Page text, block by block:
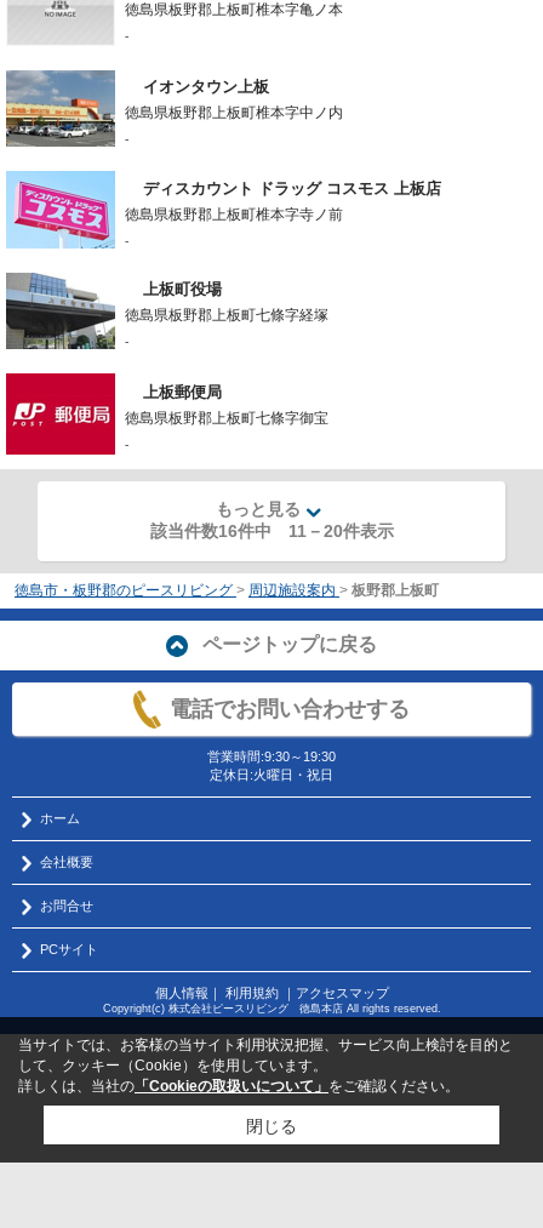
徳島県板野郡上板町椎本字亀ノ本
-
イオンタウン上板
徳島県板野郡上板町椎本字中ノ内
-
ディスカウント ドラッグ コスモス 上板店
徳島県板野郡上板町椎本字寺ノ前
-
上板町役場
徳島県板野郡上板町七條字経塚
-
上板郵便局
徳島県板野郡上板町七條字御宝
-
もっと見る
該当件数16件中 11 －20件表示
徳島市・板野郡のピースリビング > 周辺施設案内 > 板野郡上板町
ページトップに戻る
電話でお問い合わせする
営業時間:9:30～19:30
定休日:火曜日・祝日
ホーム
会社概要
お問合せ
PCサイト
個人情報 ｜ 利用規約｜ アクセスマップ
Copyright(c) 株式会社ピースリビング 徳島本店 All rights reserved.
当サイトでは、お客様の当サイト利用状況把握、サービス向上検討を目的と
して、クッキー（Cookie）を使用しています。
詳しくは、当社の 「Cookieの取扱いについて」 をご確認ください。
閉じる